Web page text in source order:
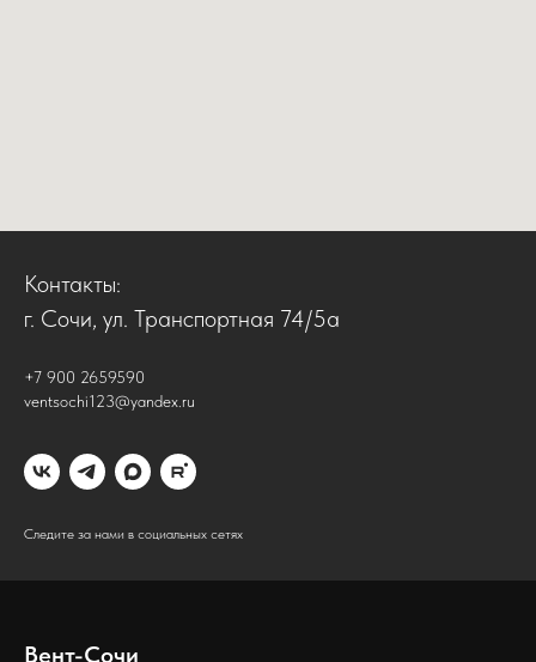
Контакты:
г. Сочи, ул. Транспортная 74/5а
+7 900 2659590
ventsochi123@yandex.ru
Следите за нами в социальных сетях
Вент-Сочи